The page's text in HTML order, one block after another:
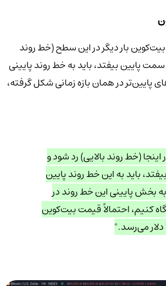
بار دیگر در این سطح (خط روند
سمت پایین بیفتد، باید به خط روند پایینی
در همان بازه زمانی شکل گرفته،
(خط روند بالایی) رد شود و
باید به این خط روند پایین
بخش پایینی این خط روند در
کنیم، احتمالاً قیمت بیت‌کوین